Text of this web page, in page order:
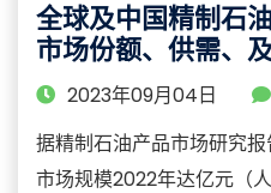
全球及中国精制石
市场份额、供需、
2023年09月04日
据精制石油产品市场研究
市场规模2022年达亿元（